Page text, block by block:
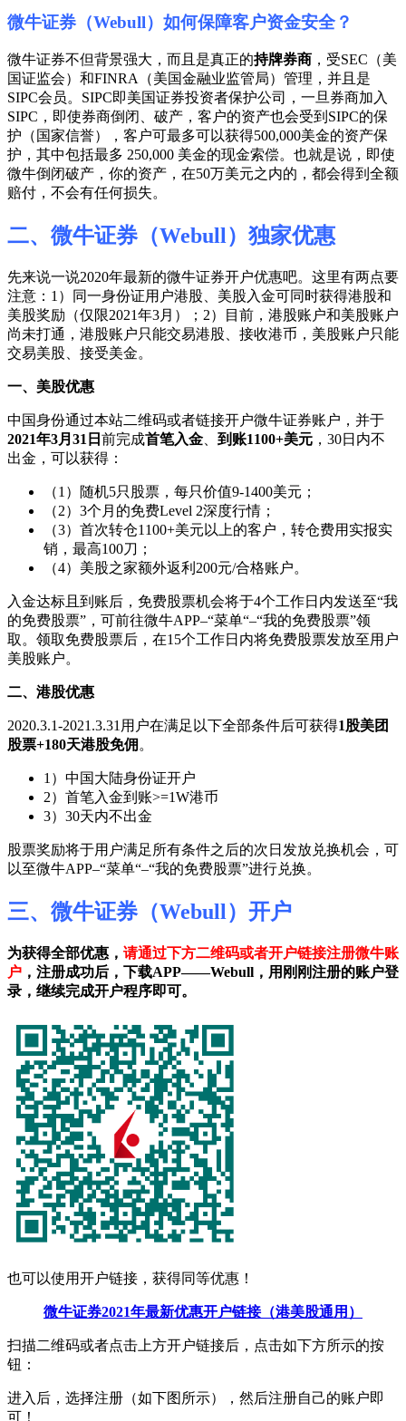
微牛证券（Webull）如何保障客户资金安全？
微牛证券不但背景强大，而且是真正的持牌券商 ，受SEC（美
国证监会）和FINRA（美国金融业监管局）管理，并且是
SIPC会员。SIPC即美国证券投资者保护公司，一旦券商加入
SIPC，即使券商倒闭、破产，客户的资产也会受到SIPC的保
护（国家信誉），客户可最多可以获得500,000美金的资产保
护，其中包括最多 250,000 美金的现金索偿。也就是说，即使
微牛倒闭破产，你的资产，在50万美元之内的，都会得到全额
赔付，不会有任何损失。
二、微牛证券（Webull）独家优惠
先来说一说2020年最新的微牛证券开户优惠吧。这里有两点要
注意：1）同一身份证用户港股、美股入金可同时获得港股和
美股奖励（仅限2021年3月）；2）目前，港股账户和美股账户
尚未打通，港股账户只能交易港股、接收港币，美股账户只能
交易美股、接受美金。
一、美股优惠
中国身份通过本站二维码或者链接开户微牛证券账户，并于
2021年3月31日 前完成首笔入金 到账1100+美元 ，30日内不
出金，可以获得：
（1）随机5只股票，每只价值9-1400美元；
（2）3个月的免费Level 2深度行情；
（3）首次转仓1100+美元以上的客户，转仓费用实报实
销，最高100刀；
（4）美股之家额外返利200元/合格账户。
入金达标且到账后，免费股票机会将于4个工作日内发送至“我
的免费股票”，可前往微牛APP–“菜单“–“我的免费股票”领
取。领取免费股票后，在15个工作日内将免费股票发放至用户
美股账户。
二、港股优惠
2020.3.1-2021.3.31用户在满足以下全部条件后可获得1股美团
股票+180天港股免佣 。
1）中国大陆身份证开户
2）首笔入金到账>=1W港币
3）30天内不出金
股票奖励将于用户满足所有条件之后的次日发放兑换机会，可
以至微牛APP–“菜单“–“我的免费股票”进行兑换。
三、微牛证券（Webull）开户
为获得全部优惠， 请通过下方二维码或者开户链接注册微牛账
户 ，注册成功后，下载APP——Webull，用刚刚注册的账户登
录，继续完成开户程序即可。
也可以使用开户链接，获得同等优惠！
微牛证券2021年最新优惠开户链接（港美股通用）
扫描二维码或者点击上方开户链接后，点击如下方所示的按
钮：
进入后，选择注册（如下图所示），然后注册自己的账户即
可！